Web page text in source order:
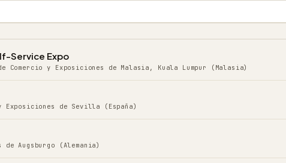
Service Expo
Comercio y Exposiciones de Malasia, Kuala Lumpur (Malasia)
Exposiciones de Sevilla (España)
Augsburgo (Alemania)